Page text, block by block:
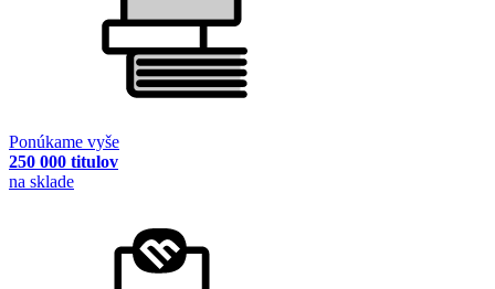
Ponúkame vyše
250 000 titulov
na sklade